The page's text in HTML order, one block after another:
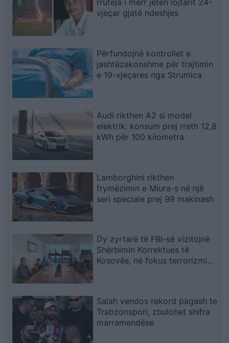
rrufeja i merr jetën lojtarit 24-
vjeçar gjatë ndeshjes
Përfundojnë kontrollet e
jashtëzakonshme për trajtimin
e 19-vjeçares nga Strumica
Audi rikthen A2 si model
elektrik: konsum prej rreth 12,8
kWh për 100 kilometra
Lamborghini rikthen
frymëzimin e Miura-s në një
seri speciale prej 99 makinash
Dy zyrtarë të FBI-së vizitojnë
Shërbimin Korrektues të
Kosovës, në fokus terrorizmi
Salah vendos rekord pagash te
Trabzonspori, zbulohet shifra
marramendëse